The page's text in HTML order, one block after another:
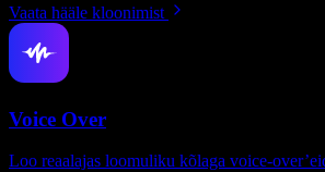
Vaata hääle kloonimist
Voice Over
Loo reaalajas loomuliku kõlaga voice-